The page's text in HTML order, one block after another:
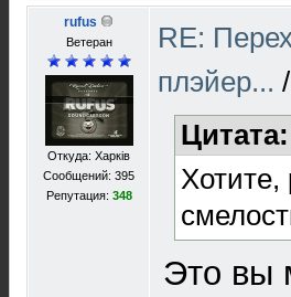
rufus
Ветеран
Откуда: Харків
Сообщений: 395
Репутация: 348
RE:
плэйер... /
Цитата:
Хотите,
Это вы